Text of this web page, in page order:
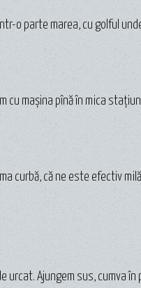
o parte marea, cu golful
cu mașina pînă în mica
curbă, că ne este efectiv
Ajungem sus, cumva în